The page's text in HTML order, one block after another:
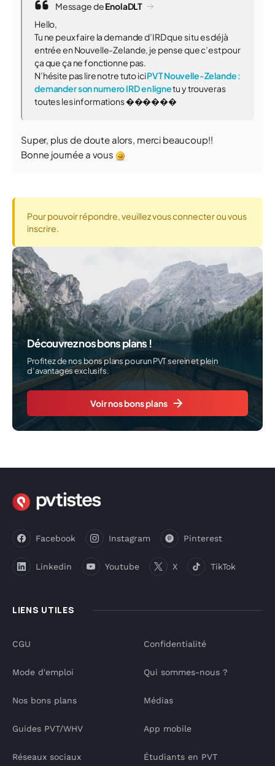
Message deEnolaDLT
Hello,
Tu ne peux faire la demande d’IRD que si tu es déjà
entrée en Nouvelle-Zelande, je pense que c’est pour
ça que ça ne fonctionne pas.
N’hésite pas lire notre tuto iciPVT Nouvelle-Zelande :
demander son numero IRD en lignetu y trouveras
toutes les informations ������
Super, plus de doute alors, merci beaucoup!!
Bonne journée a vous
Pour pouvoir répondre, veuillez vous connecter ou vous
inscrire.
Découvrez nos bons plans !
Profitez de nos bons plans pour un PVT serein et plein
d’avantages exclusifs.
Voir nos bons plans
LIENS UTILES
Facebook Instagram Pinterest
Linkedin Youtube X TikTok
CGU
Mode d'emploi
Nos bons plans
Guides PVT/WHV
Réseaux sociaux
Confidentialité
Qui sommes-nous ?
Médias
App mobile
Étudiants en PVT